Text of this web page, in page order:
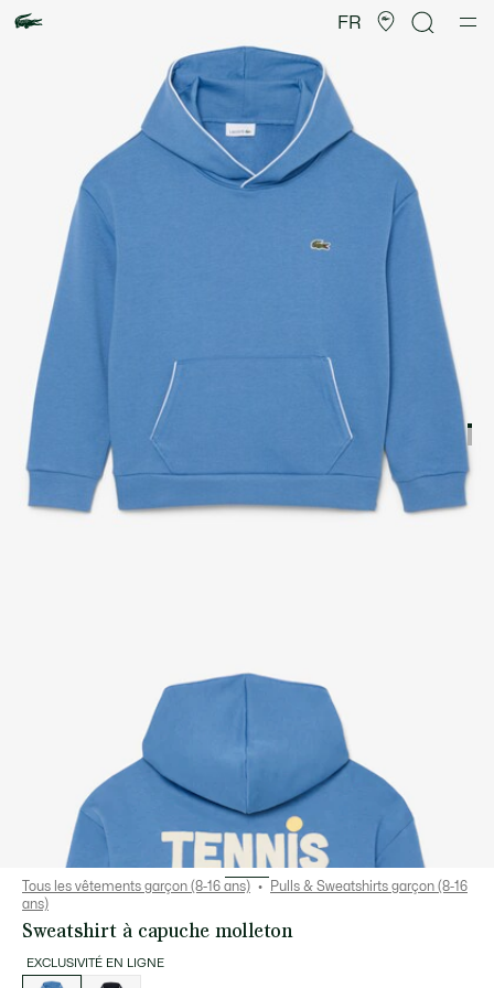
FR
d’images
produit
Tous les vêtements garçon (8-16 ans)
Pulls & Sweatshirts garçon (8-16
ans)
Sweatshirt à capuche molleton
EXCLUSIVITÉ EN LIGNE
Liste